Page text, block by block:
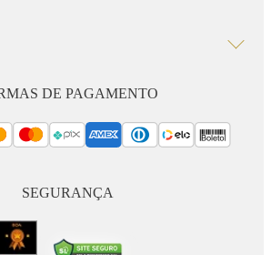
DE PAGAMENTO
SEGURANÇA